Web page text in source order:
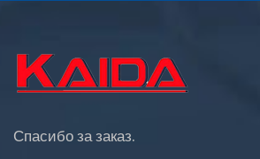
Спасибо за заказ.